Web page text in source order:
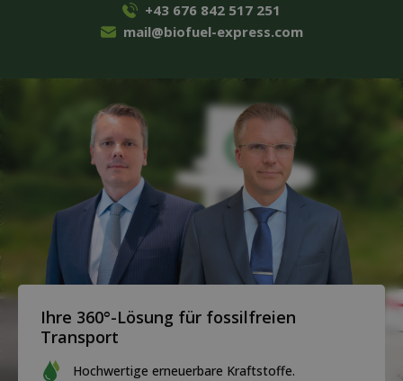
Ihre 360°-Lösung für fossilfreien
Transport
Hochwertige erneuerbare Kraftstoffe.
+43 676 842 517 251
mail@biofuel-express.com